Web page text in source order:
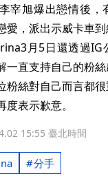
宰旭爆出戀情後，
愛，派出示威卡車
月5日還透過IG
一直支持自己的粉
粉絲對自己而言都
表示歉意。
15:55 臺北時間
分手